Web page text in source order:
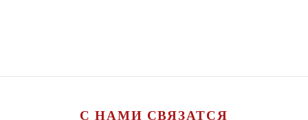
С НАМИ СВЯЗАТСЯ